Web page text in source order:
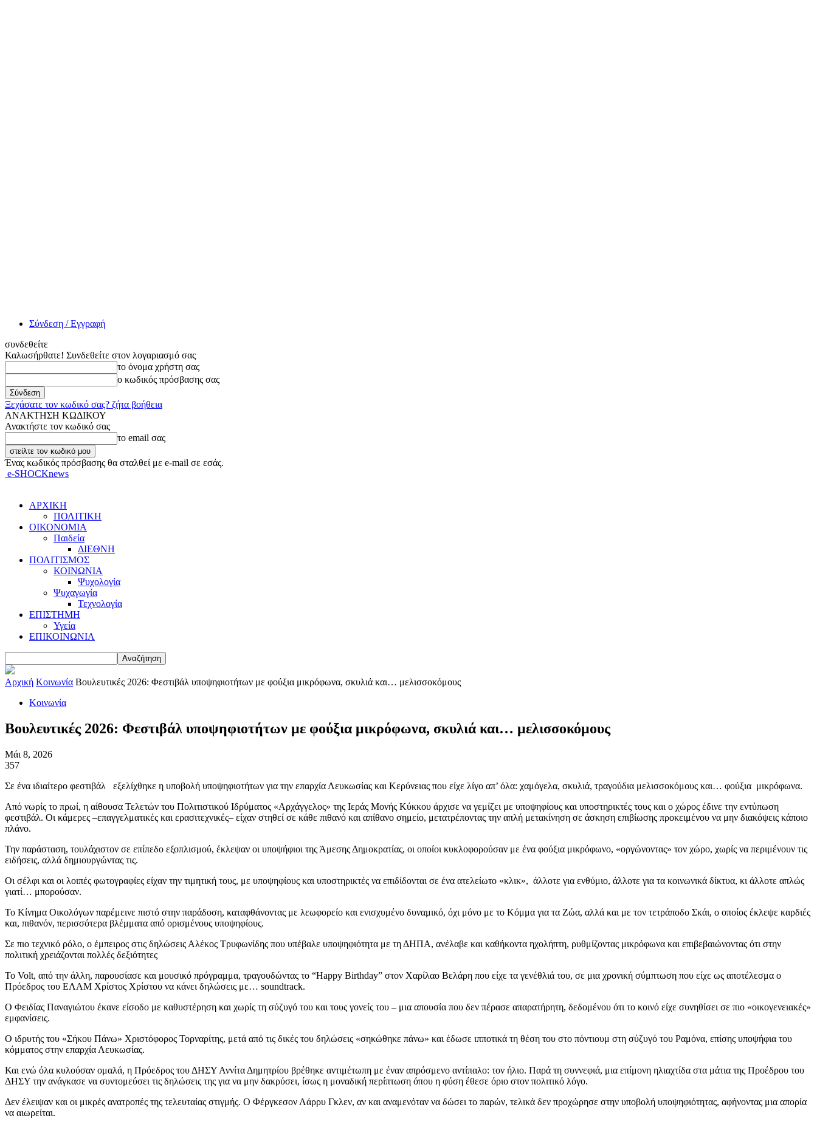
Σύνδεση / Εγγραφή
συνδεθείτε
Καλωσήρθατε! Συνδεθείτε στον λογαριασμό σας
το όνομα χρήστη σας
ο κωδικός πρόσβασης σας
Ξεχάσατε τον κωδικό σας? ζήτα βοήθεια
ΑΝΑΚΤΗΣΗ ΚΩΔΙΚΟΥ
Ανακτήστε τον κωδικό σας
το email σας
Ένας κωδικός πρόσβασης θα σταλθεί με e-mail σε εσάς.
e-SHOCKnews
ΑΡΧΙΚΗ
ΠΟΛΙΤΙΚΗ
ΟΙΚΟΝΟΜΙΑ
Παιδεία
ΔΙΕΘΝΗ
ΠΟΛΙΤΙΣΜΟΣ
ΚΟΙΝΩΝΙΑ
Ψυχολογία
Ψυχαγωγία
Τεχνολογία
ΕΠΙΣΤΗΜΗ
Υγεία
ΕΠΙΚΟΙΝΩΝΙΑ
Αρχική Κοινωνία Βουλευτικές 2026: Φεστιβάλ υποψηφιοτήτων με φούξια μικρόφωνα, σκυλιά και… μελισσοκόμους
Κοινωνία
Βουλευτικές 2026: Φεστιβάλ υποψηφιοτήτων με φούξια μικρόφωνα, σκυλιά και… μελισσοκόμους
Μάι 8, 2026
357
Σε ένα ιδιαίτερο φεστιβάλ εξελίχθηκε η υποβολή υποψηφιοτήτων για την επαρχία Λευκωσίας και Κερύνειας που είχε λίγο απ’ όλα: χαμόγελα, σκυλιά, τραγούδια μελισσοκόμους και… φούξια μικρόφωνα.
Από νωρίς το πρωί, η αίθουσα Τελετών του Πολιτιστικού Ιδρύματος «Αρχάγγελος» της Ιεράς Μονής Κύκκου άρχισε να γεμίζει με υποψηφίους και υποστηρικτές τους και ο χώρος έδινε την εντύπωση
φεστιβάλ. Οι κάμερες –επαγγελματικές και ερασιτεχνικές– είχαν στηθεί σε κάθε πιθανό και απίθανο σημείο, μετατρέποντας την απλή μετακίνηση σε άσκηση επιβίωσης προκειμένου να μην διακόψεις κάποιο
πλάνο.
Την παράσταση, τουλάχιστον σε επίπεδο εξοπλισμού, έκλεψαν οι υποψήφιοι της Άμεσης Δημοκρατίας, οι οποίοι κυκλοφορούσαν με ένα φούξια μικρόφωνο, «οργώνοντας» τον χώρο, χωρίς να περιμένουν τις
ειδήσεις, αλλά δημιουργώντας τις.
Οι σέλφι και οι λοιπές φωτογραφίες είχαν την τιμητική τους, με υποψηφίους και υποστηρικτές να επιδίδονται σε ένα ατελείωτο «κλικ», άλλοτε για ενθύμιο, άλλοτε για τα κοινωνικά δίκτυα, κι άλλοτε απλώς
γιατί… μπορούσαν.
Το Κίνημα Οικολόγων παρέμεινε πιστό στην παράδοση, καταφθάνοντας με λεωφορείο και ενισχυμένο δυναμικό, όχι μόνο με το Κόμμα για τα Ζώα, αλλά και με τον τετράποδο Σκάι, ο οποίος έκλεψε καρδιές
και, πιθανόν, περισσότερα βλέμματα από ορισμένους υποψηφίους.
Σε πιο τεχνικό ρόλο, ο έμπειρος στις δηλώσεις Αλέκος Τρυφωνίδης που υπέβαλε υποψηφιότητα με τη ΔΗΠΑ, ανέλαβε και καθήκοντα ηχολήπτη, ρυθμίζοντας μικρόφωνα και επιβεβαιώνοντας ότι στην
πολιτική χρειάζονται πολλές δεξιότητες
Το Volt, από την άλλη, παρουσίασε και μουσικό πρόγραμμα, τραγουδώντας το “Happy Birthday” στον Χαρίλαο Βελάρη που είχε τα γενέθλιά του, σε μια χρονική σύμπτωση που είχε ως αποτέλεσμα ο
Πρόεδρος του ΕΛΑΜ Χρίστος Χρίστου να κάνει δηλώσεις με… soundtrack.
Ο Φειδίας Παναγιώτου έκανε είσοδο με καθυστέρηση και χωρίς τη σύζυγό του και τους γονείς του – μια απουσία που δεν πέρασε απαρατήρητη, δεδομένου ότι το κοινό είχε συνηθίσει σε πιο «οικογενειακές»
εμφανίσεις.
Ο ιδρυτής του «Σήκου Πάνω» Χριστόφορος Τορναρίτης, μετά από τις δικές του δηλώσεις «σηκώθηκε πάνω» και έδωσε ιπποτικά τη θέση του στο πόντιουμ στη σύζυγό του Ραμόνα, επίσης υποψήφια του
κόμματος στην επαρχία Λευκωσίας.
Και ενώ όλα κυλούσαν ομαλά, η Πρόεδρος του ΔΗΣΥ Αννίτα Δημητρίου βρέθηκε αντιμέτωπη με έναν απρόσμενο αντίπαλο: τον ήλιο. Παρά τη συννεφιά, μια επίμονη ηλιαχτίδα στα μάτια της Προέδρου του
ΔΗΣΥ την ανάγκασε να συντομεύσει τις δηλώσεις της για να μην δακρύσει, ίσως η μοναδική περίπτωση όπου η φύση έθεσε όριο στον πολιτικό λόγο.
Δεν έλειψαν και οι μικρές ανατροπές της τελευταίας στιγμής. Ο Φέργκεσον Λάρρυ Γκλεν, αν και αναμενόταν να δώσει το παρών, τελικά δεν προχώρησε στην υποβολή υποψηφιότητας, αφήνοντας μια απορία
να αιωρείται.